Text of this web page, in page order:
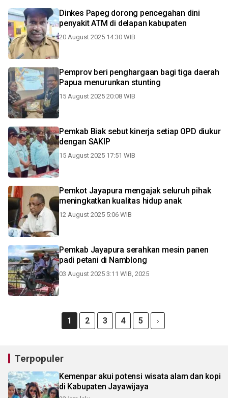
Dinkes Papeg dorong pencegahan dini
penyakit ATM di delapan kabupaten
20 August 2025 14:30 WIB
Pemprov beri penghargaan bagi tiga daerah
Papua menurunkan stunting
15 August 2025 20:08 WIB
Pemkab Biak sebut kinerja setiap OPD diukur
dengan SAKIP
15 August 2025 17:51 WIB
Pemkot Jayapura mengajak seluruh pihak
meningkatkan kualitas hidup anak
12 August 2025 5:06 WIB
Pemkab Jayapura serahkan mesin panen
padi petani di Namblong
03 August 2025 3:11 WIB, 2025
1 2 3 4 5
Terpopuler
Kemenpar akui potensi wisata alam dan kopi
di Kabupaten Jayawijaya